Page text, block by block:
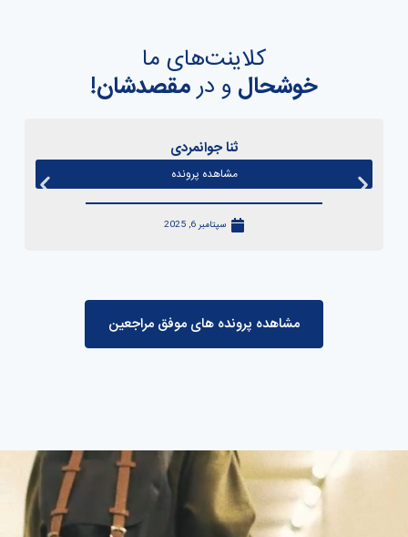
کلاینت‌های ما
خوشحالو درمقصدشان!
ثنا جوانمردی
مشاهده پرونده
مشاهده پرونده های موفق مراجعین